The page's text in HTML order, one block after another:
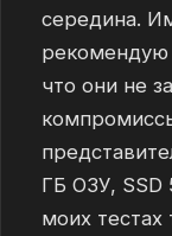
середина.
рекомендую
что они не
ГБ ОЗУ, SSD
моих тестах